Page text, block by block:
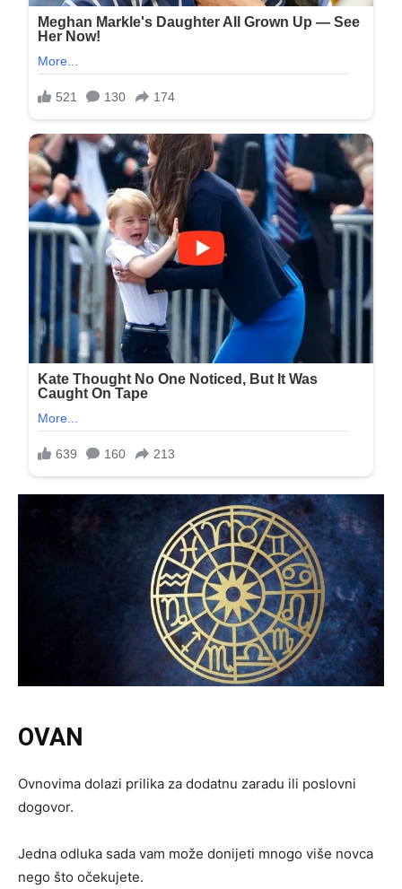
OVAN
Ovnovima dolazi prilika za dodatnu zaradu ili poslovni
dogovor.
Jedna odluka sada vam može donijeti mnogo više novca
nego što očekujete.